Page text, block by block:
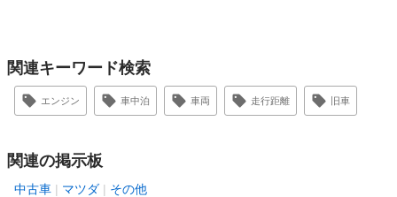
関連キーワード検索
エンジン 車中泊 車両 走行距離 旧車
関連の掲示板
中古車 マツダ その他